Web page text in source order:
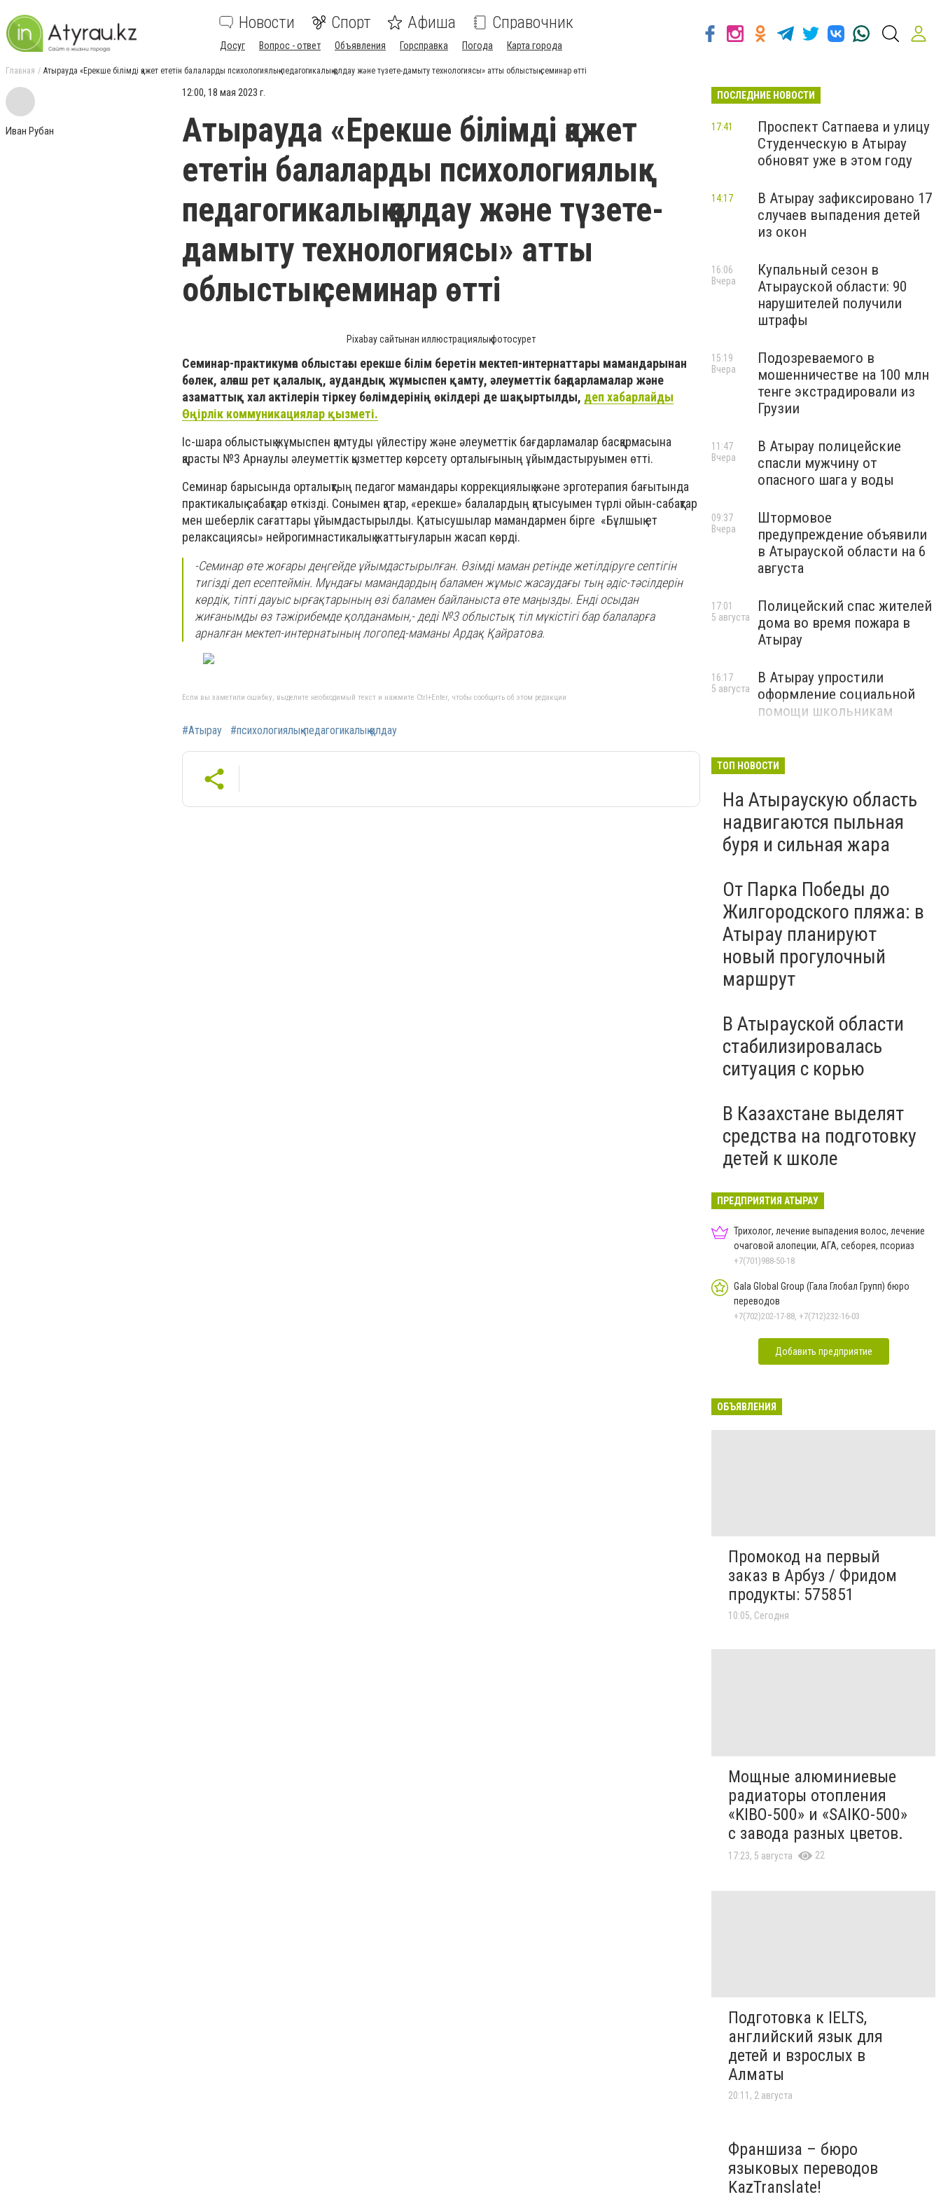
Новости Спорт Афиша Справочник
Досуг Вопрос - ответ Объявления Горсправка Погода Карта города
Главная Атырауда «Ерекше білімді қажет ететін балаларды психологиялық-педагогикалық қолдау және түзете-дамыту технологиясы» атты облыстық семинар өтті
Иван Рубан
12:00, 18 мая 2023 г.
Атырауда «Ерекше білімді қажет
ететін балаларды психологиялық-
педагогикалық қолдау және түзете-
дамыту технологиясы» атты
облыстық семинар өтті
Pixabay сайтынан иллюстрациялық фотосурет
Семинар-практикумға облыстағы ерекше білім беретін мектеп-интернаттары мамандарынан
бөлек, алғаш рет қалалық, аудандық жұмыспен қамту, әлеуметтік бағдарламалар және
азаматтық хал актілерін тіркеу бөлімдерінің өкілдері де шақыртылды, деп хабарлайды
Өңірлік коммуникациялар қызметі.
Іс-шара облыстық жұмыспен қамтуды үйлестіру және әлеуметтік бағдарламалар басқармасына
қарасты №3 Арнаулы әлеуметтік қызметтер көрсету орталығының ұйымдастыруымен өтті.
Семинар барысында орталықтың педагог мамандары коррекциялық және эрготерапия бағытында
практикалық сабақтар өткізді. Сонымен қатар, «ерекше» балалардың қатысуымен түрлі ойын-сабақтар
мен шеберлік сағаттары ұйымдастырылды. Қатысушылар мамандармен бірге «Бұлшық ет
релаксациясы» нейрогимнастикалық жаттығуларын жасап көрді.
-Семинар өте жоғары деңгейде ұйымдастырылған. Өзімді маман ретінде жетілдіруге септігін
тигізді деп есептеймін. Мұндағы мамандардың баламен жұмыс жасаудағы тың әдіс-тәсілдерін
көрдік, тіпті дауыс ырғақтарының өзі баламен байланыста өте маңызды. Енді осыдан
жиғанымды өз тәжірибемде қолданамын,- деді №3 облыстық тіл мүкістігі бар балаларға
арналған мектеп-интернатының логопед-маманы Ардақ Қайратова.
Если вы заметили ошибку, выделите необходимый текст и нажмите Ctrl+Enter, чтобы сообщить об этом редакции
#Атырау #психологиялық-педагогикалық қолдау
ПОСЛЕДНИЕ НОВОСТИ
Проспект Сатпаева и улицу
Студенческую в Атырау
обновят уже в этом году
17:41
В Атырау зафиксировано 17
случаев выпадения детей
из окон
14:17
Купальный сезон в
Атырауской области: 90
нарушителей получили
штрафы
16:06
Вчера
Подозреваемого в
мошенничестве на 100 млн
тенге экстрадировали из
Грузии
15:19
Вчера
В Атырау полицейские
спасли мужчину от
опасного шага у воды
11:47
Вчера
Штормовое
предупреждение объявили
в Атырауской области на 6
августа
09:37
Вчера
Полицейский спас жителей
дома во время пожара в
Атырау
17:01
5 августа
В Атырау упростили
оформление социальной
помощи школьникам
16:17
5 августа
ТОП НОВОСТИ
На Атыраускую область
надвигаются пыльная
буря и сильная жара
От Парка Победы до
Жилгородского пляжа: в
Атырау планируют
новый прогулочный
маршрут
В Атырауской области
стабилизировалась
ситуация с корью
В Казахстане выделят
средства на подготовку
детей к школе
ПРЕДПРИЯТИЯ АТЫРАУ
Трихолог, лечение выпадения волос, лечение
очаговой алопеции, АГА, себорея, псориаз
+7(701)988-50-18
Gala Global Group (Гала Глобал Групп) бюро
переводов
+7(702)202-17-88, +7(712)232-16-03
Добавить предприятие
ОБЪЯВЛЕНИЯ
Промокод на первый
заказ в Арбуз / Фридом
продукты: 575851
10:05, Сегодня
Мощные алюминиевые
радиаторы отопления
«KIBO-500» и «SAIKO-500»
с завода разных цветов.
17:23, 5 августа 22
Подготовка к IELTS,
английский язык для
детей и взрослых в
Алматы
20:11, 2 августа
Франшиза – бюро
языковых переводов
KazTranslate!